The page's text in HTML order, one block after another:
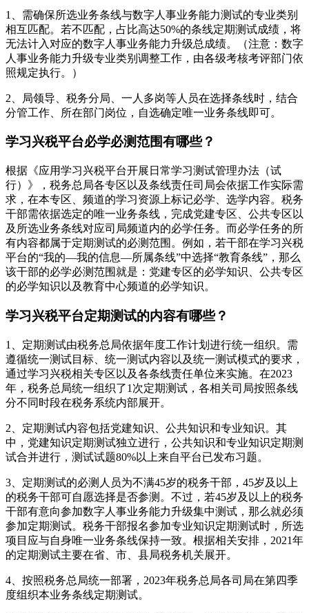
1、需确保所选业务条线与数字人事业务能力测试的专业类别
相互匹配。若不匹配，占比高达50%的条线定期测试成绩，将
无法计入对应的数字人事业务能力升级总成绩。（注意：数字
人事业务能力升级专业类别调整工作，由各级考核考评部门依
照规定执行。）
2、局领导、税务分局、一人多岗等人员在选择条线时，结合
分管工作、所在部门岗位，自选确定唯一业务条线即可。
学习兴税平台必学必测范围有哪些？
根据《应用学习兴税平台开展日常学习测试管理办法（试
行）》，税务总局各专区以及条线责任司局会依据工作实际需
求，在本专区、频道的学习资源上标记必学、选学内容。税务
干部需依据选定的唯一业务条线，完成党建专区、公共专区以
及所选业务条线对应司局频道内的必学任务。而必学任务的所
有内容都属于定期测试的必测范围。例如，若干部在学习兴税
平台的“我的—我的信息—所属条线”中选择“教育条线”，那么
该干部的必学必测范围就是：党建专区的必学知识、公共专区
的必学知识以及教育中心频道的必学知识。
学习兴税平台定期测试的内容有哪些？
1、定期测试由税务总局依据年度工作计划进行统一组织。需
遵循统一测试目标、统一测试内容以及统一测试模式的要求，
通过学习兴税相关专区以及各条线责任单位来实施。在2023
年，税务总局统一组织了1次定期测试，各相关司局按照条线
分不同时段在税务系统内部展开。
2、定期测试内容包括党建知识、公共知识和专业知识。其
中，党建知识定期测试独立进行，公共知识和专业知识定期测
试合并进行，测试试题80%以上来自平台已发布习题。
3、定期测试的必测人员为不满45岁的税务干部，45岁及以上
的税务干部可自愿选择是否参测。不过，若45岁及以上的税务
干部有意向参加数字人事业务能力升级集中测试，那么就必须
参加定期测试。税务干部报名参加专业知识定期测试时，所选
项目应与自身唯一业务条线保持一致。根据相关安排，2021年
的定期测试主要在省、市、县局税务机关展开。
4、按照税务总局统一部署，2023年税务总局各司局在第四季
度组织本业务条线定期测试。